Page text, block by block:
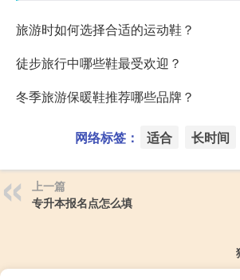
旅游时如何选择合适的运动鞋？
徒步旅行中哪些鞋最受欢迎？
冬季旅游保暖鞋推荐哪些品牌？
网络标签： 适合 长时间
上一篇
专升本报名点怎么填